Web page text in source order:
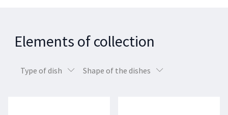
Elements of collection
Type of dish Shape of the dishes